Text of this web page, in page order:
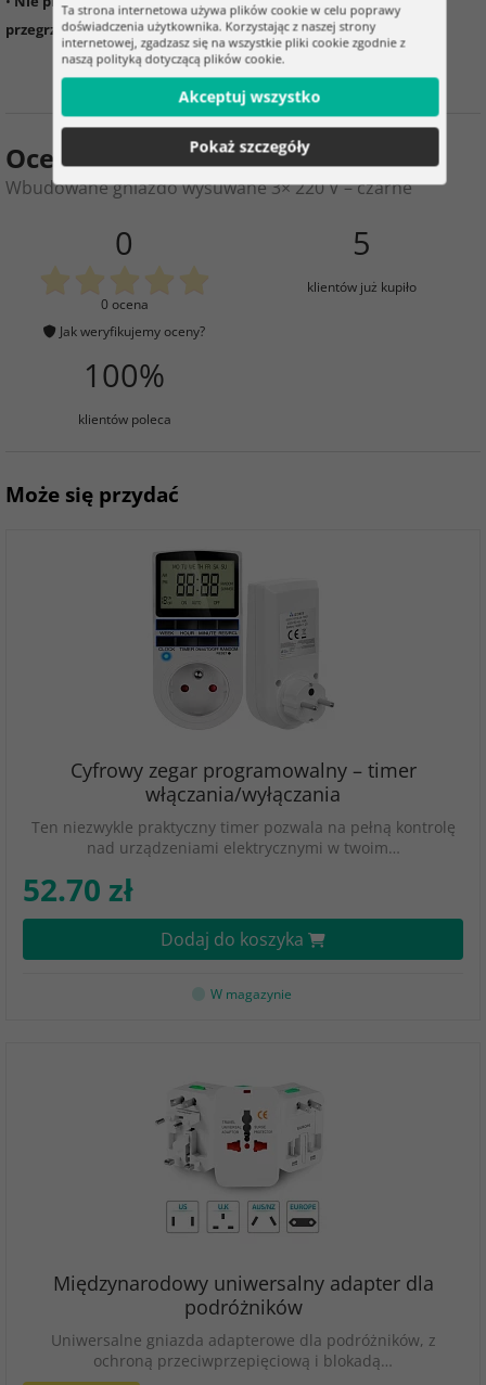
przegrzaniem urządzenia.
Ocena produktu
Wbudowane gniazdo wysuwane 3× 220 V – czarne
0
0 ocena
Jak weryfikujemy oceny?
5
klientów już kupiło
100%
klientów poleca
Może się przydać
Cyfrowy zegar programowalny – timer
włączania/wyłączania
Ten niezwykle praktyczny timer pozwala na pełną kontrolę
nad urządzeniami elektrycznymi w twoim…
52.70 zł
Dodaj do koszyka
W magazynie
Międzynarodowy uniwersalny adapter dla
podróżników
Uniwersalne gniazda adapterowe dla podróżników, z
ochroną przeciwprzepięciową i blokadą…
Ta strona internetowa używa plików cookie w celu poprawy
doświadczenia użytkownika. Korzystając z naszej strony
internetowej, zgadzasz się na wszystkie pliki cookie zgodnie z
naszą polityką dotyczącą plików cookie.
Akceptuj wszystko
Pokaż szczegóły